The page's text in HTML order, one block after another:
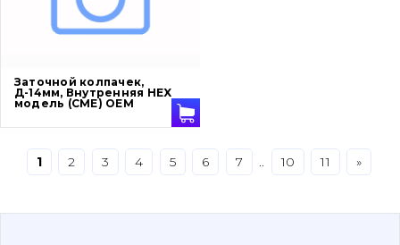
Трансмиссия
Ковши
Навесное оборудование
Буровой инструмент
Дорожная фреза
Заточной колпачек,
Д-14мм, Внутренняя HEX
модель (CME) OEM
1 2 3 4 5 6 7 10 11 »